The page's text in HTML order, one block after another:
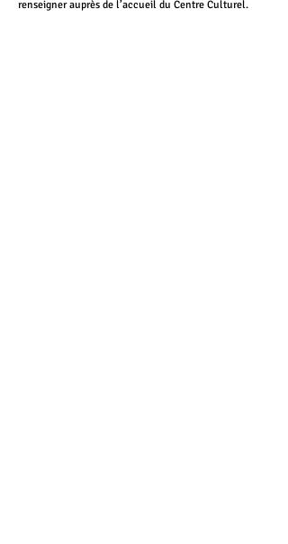
renseigner auprès de l’accueil du Centre Culturel.